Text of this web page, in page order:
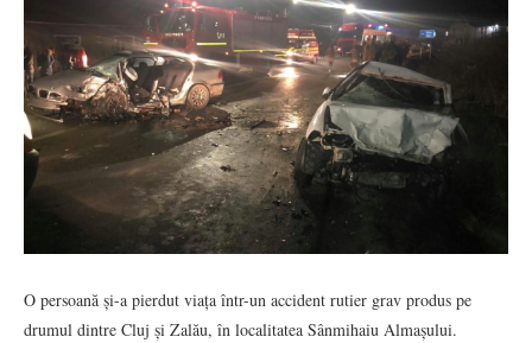
O persoană și-a pierdut viața într-un accident rutier grav produs pe
drumul dintre Cluj și Zalău, în localitatea Sânmihaiu Almașului.